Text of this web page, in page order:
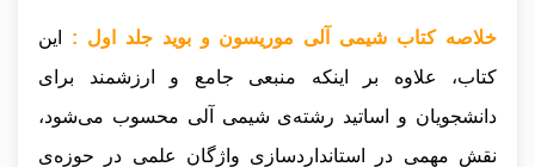
خلاصه کتاب شیمی آلی موریسون و بوید جلد اول : این
کتاب، علاوه بر اینکه منبعی جامع و ارزشمند برای
دانشجویان و اساتید رشته‌ی شیمی آلی محسوب می‌شود،
نقش مهمی در استانداردسازی واژگان علمی در حوزه‌ی